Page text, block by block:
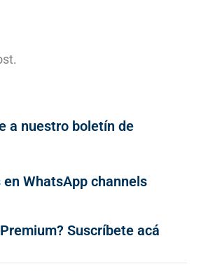
a nuestro boletín de
en WhatsApp channels
Suscríbete acá